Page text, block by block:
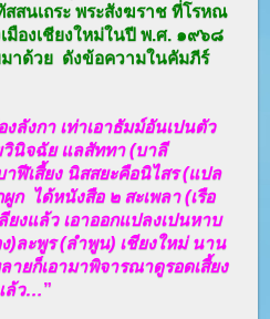
สนเถระ พระสังฆราช ที่โรหณ
มืองเชียงใหม่ในปี พ.ศ. ๑๙๖๘
าด้วย ดังข้อความในคัมภีร์
ลังกา เท่าเอาธัมม์อันเปนตัว
นิจฉัย แลสัททา (บาลี
ฬีเสี้ยง นิสสยะคือนิไสร (แปล
ก ได้หนังสือ ๒ สะเพลา (เรือ
ยงแล้ว เอาออกแปลงเปนหาบ
)ละพูร (ลำพูน) เชียงใหม่ นาน
ายก็เอามาพิจารณาดูรอดเสี้ยง
ล้ว…”